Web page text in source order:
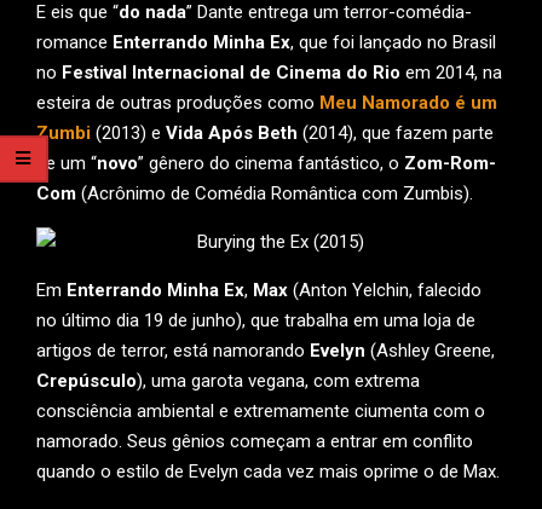
E eis que “do nada” Dante entrega um terror-comédia-
romance Enterrando Minha Ex, que foi lançado no Brasil
no Festival Internacional de Cinema do Rio em 2014, na
esteira de outras produções como Meu Namorado é um
Zumbi (2013) e Vida Após Beth (2014), que fazem parte
de um “novo” gênero do cinema fantástico, o Zom-Rom-
Com (Acrônimo de Comédia Romântica com Zumbis).
Em Enterrando Minha Ex, Max (Anton Yelchin, falecido
no último dia 19 de junho), que trabalha em uma loja de
artigos de terror, está namorando Evelyn (Ashley Greene,
Crepúsculo), uma garota vegana, com extrema
consciência ambiental e extremamente ciumenta com o
namorado. Seus gênios começam a entrar em conflito
quando o estilo de Evelyn cada vez mais oprime o de Max.